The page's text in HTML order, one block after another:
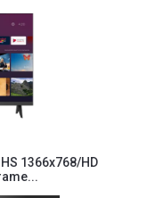
1366x768/HD